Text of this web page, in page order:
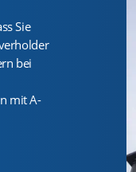
Sie
bei
mit A-